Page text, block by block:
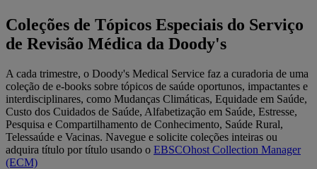
Coleções de Tópicos Especiais do Serviço
de Revisão Médica da Doody's
A cada trimestre, o Doody's Medical Service faz a curadoria de uma
coleção de e-books sobre tópicos de saúde oportunos, impactantes e
interdisciplinares, como Mudanças Climáticas, Equidade em Saúde,
Custo dos Cuidados de Saúde, Alfabetização em Saúde, Estresse,
Pesquisa e Compartilhamento de Conhecimento, Saúde Rural,
Telessaúde e Vacinas. Navegue e solicite coleções inteiras ou
adquira título por título usando o EBSCOhost Collection Manager
(ECM)